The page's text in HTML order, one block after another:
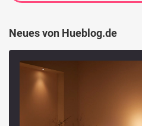
Neues von Hueblog.de